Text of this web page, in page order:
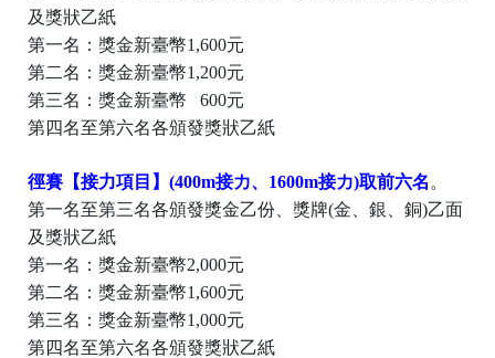
及獎狀乙紙
第一名：獎金新臺幣1,600元
第二名：獎金新臺幣1,200元
第三名：獎金新臺幣 600元
第四名至第六名各頒發獎狀乙紙
徑賽 【接力項目 】 (400m接力、1600m接力)取前六名 。
第一名至第三名各頒發獎金乙份、獎牌(金、銀、銅)乙面
及獎狀乙紙
第一名：獎金新臺幣2,000元
第二名：獎金新臺幣1,600元
第三名：獎金新臺幣1,000元
第四名至第六名各頒發獎狀乙紙